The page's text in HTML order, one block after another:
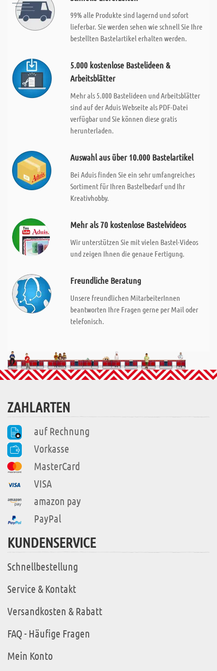
99% alle Produkte sind lagernd und sofort
lieferbar. Sie werden sehen wie schnell Sie Ihre
bestellten Bastelartikel erhalten werden.
5.000 kostenlose Bastelideen &
Arbeitsblätter
Mehr als 5.000 Bastelideen und Arbeitsblätter
sind auf der Aduis Webseite als PDF-Datei
verfügbar und Sie können diese gratis
herunterladen.
Auswahl aus über 10.000 Bastelartikel
Bei Aduis finden Sie ein sehr umfangreiches
Sortiment für Ihren Bastelbedarf und Ihr
Kreativhobby.
Mehr als 70 kostenlose Bastelvideos
Wir unterstützen Sie mit vielen Bastel-Videos
und zeigen Ihnen die genaue Fertigung.
Freundliche Beratung
Unsere freundlichen MitarbeiterInnen
beantworten Ihre Fragen gerne per Mail oder
telefonisch.
ZAHLARTEN
auf Rechnung
Vorkasse
MasterCard
VISA
amazon pay
PayPal
KUNDENSERVICE
Schnellbestellung
Service & Kontakt
Versandkosten & Rabatt
FAQ - Häufige Fragen
Mein Konto